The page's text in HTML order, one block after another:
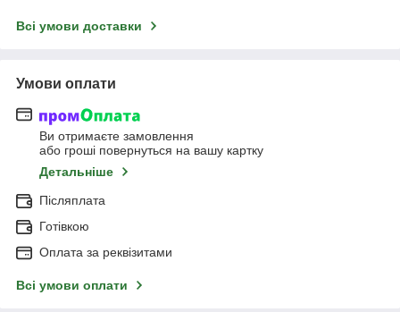
Всі умови доставки
Умови оплати
Ви отримаєте замовлення
або гроші повернуться на вашу картку
Детальніше
Післяплата
Готівкою
Оплата за реквізитами
Всі умови оплати